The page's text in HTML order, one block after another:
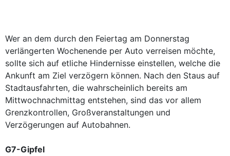
Wer an dem durch den Feiertag am Donnerstag
verlängerten Wochenende per Auto verreisen möchte,
sollte sich auf etliche Hindernisse einstellen, welche die
Ankunft am Ziel verzögern können. Nach den Staus auf
Stadtausfahrten, die wahrscheinlich bereits am
Mittwochnachmittag entstehen, sind das vor allem
Grenzkontrollen, Großveranstaltungen und
Verzögerungen auf Autobahnen.
G7-Gipfel